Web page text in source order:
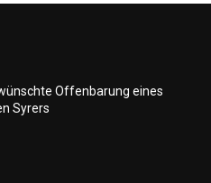
Offenbarung eines
Syrers